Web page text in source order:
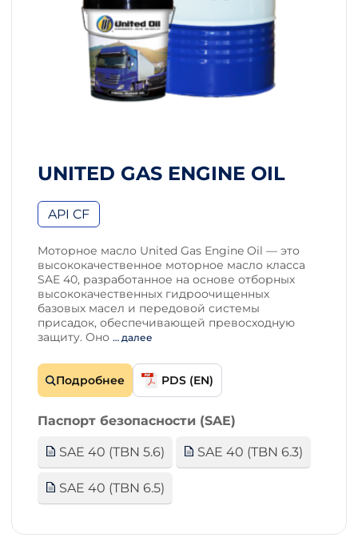
UNITED GAS ENGINE OIL
API CF
Моторное масло United Gas Engine Oil — это
высококачественное моторное масло класса
SAE 40, разработанное на основе отборных
высококачественных гидроочищенных
базовых масел и передовой системы
присадок, обеспечивающей превосходную
защиту. Оно… далее
Подробнее PDS (EN)
Паспорт безопасности (SAE)
SAE 40 (TBN 5.6) SAE 40 (TBN 6.3)
SAE 40 (TBN 6.5)